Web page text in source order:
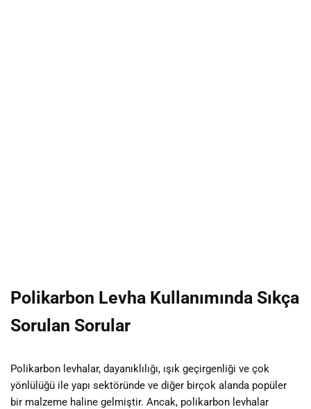
Polikarbon Levha Kullanımında Sıkça
Sorulan Sorular
Polikarbon levhalar, dayanıklılığı, ışık geçirgenliği ve çok
yönlülüğü ile yapı sektöründe ve diğer birçok alanda popüler
bir malzeme haline gelmiştir. Ancak, polikarbon levhalar